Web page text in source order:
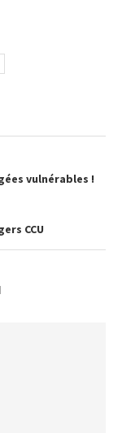
vulnérables !
CCU